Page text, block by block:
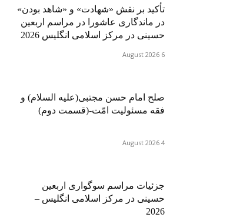
تأکید بر نقش «شهادت» و «شاهد بودن»
در ماندگاری عاشورا در مراسم اربعین
حسینی در مرکز اسلامی انگلیس 2026
6 August 2026
صلح امام حسن مجتبی(علیه السلام) و
فقه مسئولیت امّت-(قسمت دوم)
4 August 2026
جزئیات مراسم سوگواری اربعین
حسینی در مرکز اسلامی انگلیس –
2026